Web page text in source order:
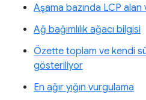
Aşama bazında LCP
Ağ bağımlılık ağacı bilgisi
Özette toplam ve kendi
gösteriliyor
En ağır yığın vurgulama